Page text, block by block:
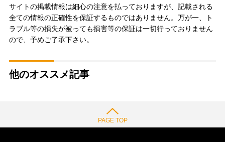
サイトの掲載情報は細心の注意を払っておりますが、記載される
全ての情報の正確性を保証するものではありません。万が一、ト
ラブル等の損失が被っても損害等の保証は一切行っておりません
ので、予めご了承下さい。
他のオススメ記事
PAGE TOP